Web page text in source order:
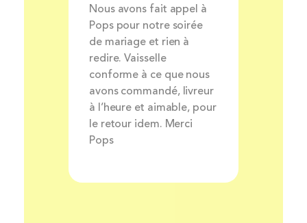
Nous avons fait appel à
Pops pour notre soirée
de mariage et rien à
redire. Vaisselle
conforme à ce que nous
avons commandé, livreur
à l’heure et aimable, pour
le retour idem. Merci
Pops